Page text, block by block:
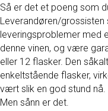
Så er det et poeng som
Leverandøren/
leveringsproblemer med
denne vinen, og være
eller 12 flasker. Den
enkeltstående flasker,
vært slik en god stund nå.
Men sånn er det.